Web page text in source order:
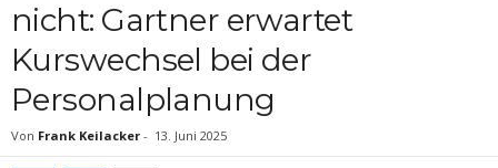
nicht: Gartner erwartet
Kurswechsel bei der
Personalplanung
Von Frank Keilacker - 13. Juni 2025